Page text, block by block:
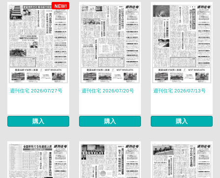
NEW!
週刊住宅 2026/07/27号
購入
週刊住宅 2026/07/20号
購入
週刊住宅 2026/07/13号
購入